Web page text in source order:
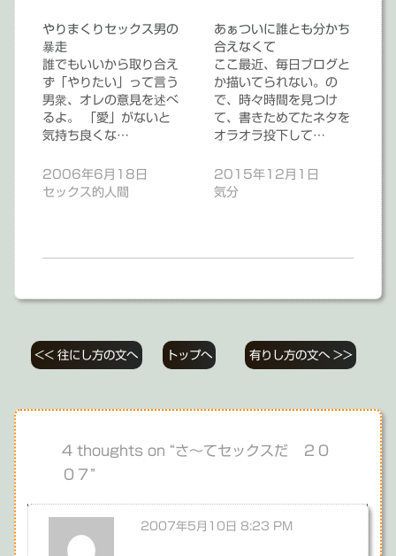
やりまくりセックス男の
暴走
誰でもいいから取り合え
ず「やりたい」って言う
男衆、オレの意見を述べ
るよ。 「愛」がないと
気持ち良くな…
2006年6月18日
セックス的人間
あぁついに誰とも分かち
合えなくて
ここ最近、毎日ブログと
か描いてられない。の
で、時々時間を見つけ
て、書きためてたネタを
オラオラ投下して…
2015年12月1日
気分
ナ
ビ
ゲ
ー
シ
<< 往にし方の文へ トップへ 有りし方の文へ >>
4 thoughts on “さ～てセックスだ ２０
０７ ”
2007年5月10日 8:23 PM